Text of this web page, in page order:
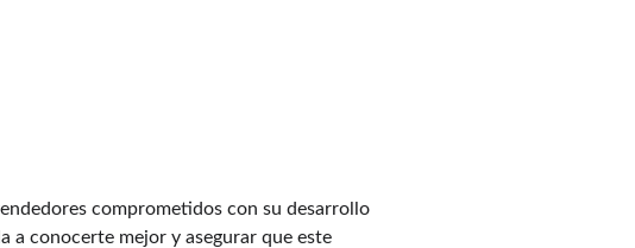
comprometidos con su desarrollo
a conocerte mejor y asegurar que este